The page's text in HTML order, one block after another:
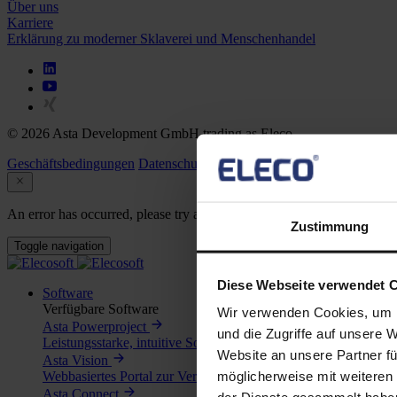
Zustimmung
Diese Webseite verwendet
Wir verwenden Cookies,
und die Zugriffe auf unsere
Website an unsere Partner
möglicherweise mit
Über uns
Karriere
Erklärung zu moderner Sklaverei und Menschenhandel
© 2026 Asta Development GmbH trading as Eleco
Geschäftsbedingungen Datenschutzerklärug Cookie-Richtlinie
An error has occurred, please try again later.
Toggle navigation
Software
Verfügbare Software
Asta Powerproject
Leistungsstarke, intuitive Software für Projektmanagement
Asta Vision
Webbasiertes Portal zur Verwaltung von Asta Powerproject-
Asta Connect